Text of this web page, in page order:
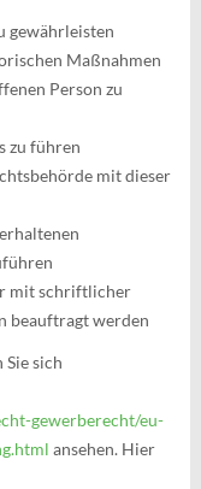
gewährleisten
Maßnahmen
Person zu
zu führen
mit dieser
mit schriftlicher
beauftragt werden
sich
gewerberecht/eu-
ansehen. Hier